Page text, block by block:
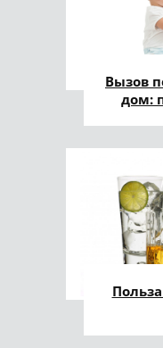
Вызов
дом: